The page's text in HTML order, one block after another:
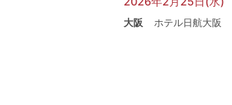
大阪 ホテル日航大阪